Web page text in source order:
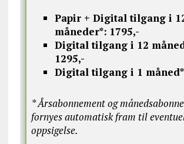
Papir + Digital tilgang i
måneder*: 1795,-
Digital tilgang i 12
1295,-
Digital tilgang i 1
* Årsabonnement og
fornyes automatisk fram til
oppsigelse.